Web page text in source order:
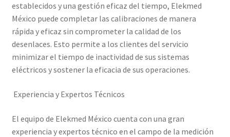
establecidos y una gestión eficaz del tiempo, Elekmed
México puede completar las calibraciones de manera
rápida y eficaz sin comprometer la calidad de los
desenlaces. Esto permite a los clientes del servicio
minimizar el tiempo de inactividad de sus sistemas
eléctricos y sostener la eficacia de sus operaciones.
Experiencia y Expertos Técnicos
El equipo de Elekmed México cuenta con una gran
experiencia y expertos técnico en el campo de la medición